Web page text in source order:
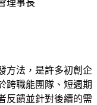
理事長
方法，是許多初創企
跨職能團隊、短週期
反饋並針對後續的需